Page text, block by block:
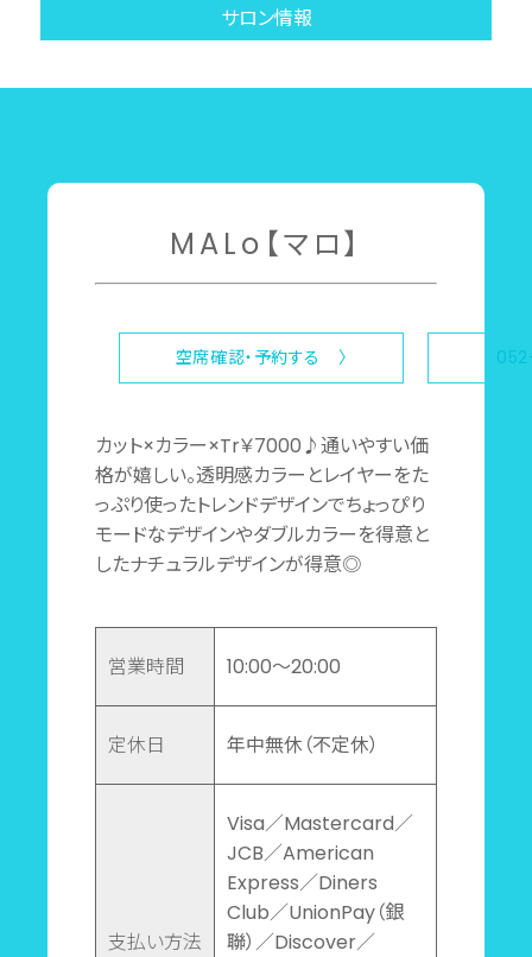
サロン情報
MALo【マロ】
空席確認・予約する 〉
カット×カラー×Tr￥7000♪通いやすい価
格が嬉しい。透明感カラーとレイヤーをた
っぷり使ったトレンドデザインでちょっぴり
モードなデザインやダブルカラーを得意と
したナチュラルデザインが得意◎
営業時間 10:00～20:00
定休日 年中無休（不定休）
支払い方法
Visa／Mastercard／
JCB／American
Express／Diners
Club／UnionPay（銀
聯）／Discover／